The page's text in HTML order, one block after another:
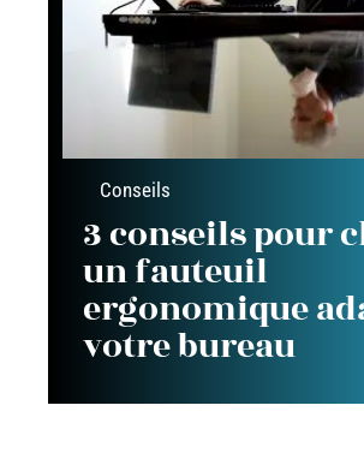
Conseils
3 conseils pour
un fauteuil
ergonomique
votre bureau